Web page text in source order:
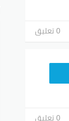
0 تعليق
0 تعليق